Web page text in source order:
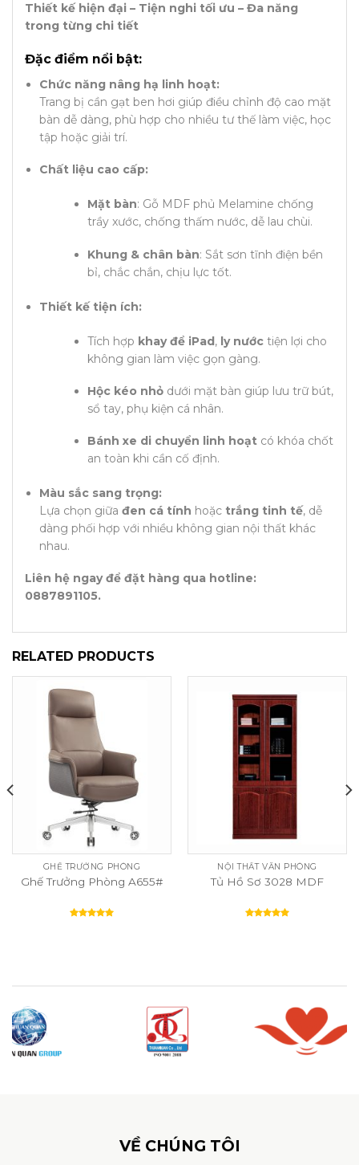
Thiết kế hiện đại – Tiện nghi tối ưu – Đa năng
trong từng chi tiết
Đặc điểm nổi bật:
Chức năng nâng hạ linh hoạt:
Trang bị cần gạt ben hơi giúp điều chỉnh độ cao mặt
bàn dễ dàng, phù hợp cho nhiều tư thế làm việc, học
tập hoặc giải trí.
Chất liệu cao cấp:
Mặt bàn: Gỗ MDF phủ Melamine chống
trầy xước, chống thấm nước, dễ lau chùi.
Khung & chân bàn: Sắt sơn tĩnh điện bền
bỉ, chắc chắn, chịu lực tốt.
Thiết kế tiện ích:
Tích hợp khay để iPad, ly nước tiện lợi cho
không gian làm việc gọn gàng.
Hộc kéo nhỏ dưới mặt bàn giúp lưu trữ bút,
sổ tay, phụ kiện cá nhân.
Bánh xe di chuyển linh hoạt có khóa chốt
an toàn khi cần cố định.
Màu sắc sang trọng:
Lựa chọn giữađen cá tính hoặc trắng tinh tế, dễ
dàng phối hợp với nhiều không gian nội thất khác
nhau.
Liên hệ ngay để đặt hàng qua hotline:
0887891105.
RELATED PRODUCTS
GHẾ TRƯỞNG PHÒNG
Ghế Trưởng Phòng A655#
NỘI THẤT VĂN PHÒNG
Tủ Hồ Sơ 3028 MDF
VỀ CHÚNG TÔI